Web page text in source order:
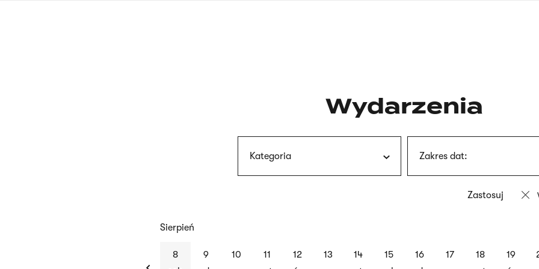
Wydarzenia
Kategoria Zakres dat:
previous
Sierpień
8
9
10
11
12
13
14
15
16
17
18
19